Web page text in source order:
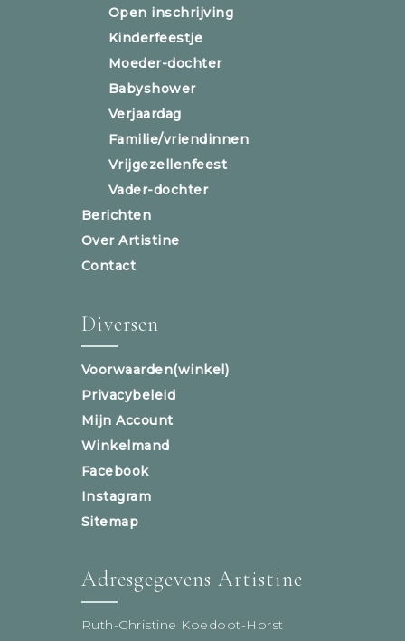
Open inschrijving
Kinderfeestje
Moeder-dochter
Babyshower
Verjaardag
Familie/vriendinnen
Vrijgezellenfeest
Vader-dochter
Berichten
Over Artistine
Contact
Diversen
Voorwaarden(winkel)
Privacybeleid
Mijn Account
Winkelmand
Facebook
Instagram
Sitemap
Adresgegevens Artistine
Ruth-Christine Koedoot-Horst